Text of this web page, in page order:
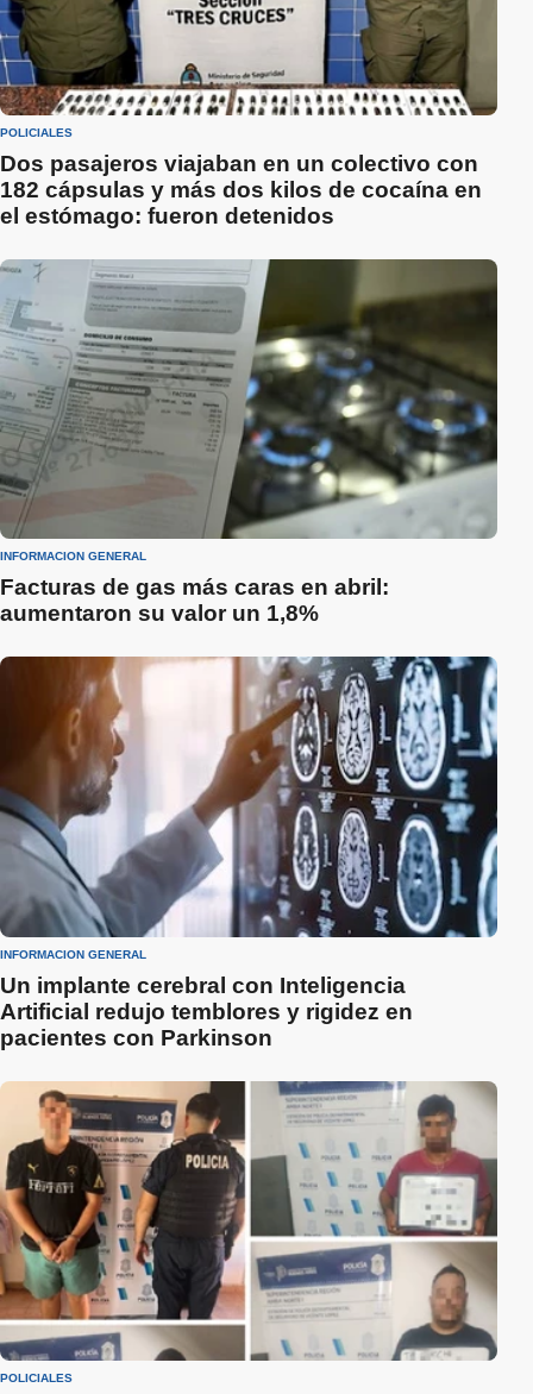
POLICIALES
Dos pasajeros viajaban en un colectivo con
182 cápsulas y más dos kilos de cocaína en
el estómago: fueron detenidos
INFORMACIÓN GENERAL
Facturas de gas más caras en abril:
aumentaron su valor un 1,8%
INFORMACIÓN GENERAL
Un implante cerebral con Inteligencia
Artificial redujo temblores y rigidez en
pacientes con Parkinson
POLICIALES